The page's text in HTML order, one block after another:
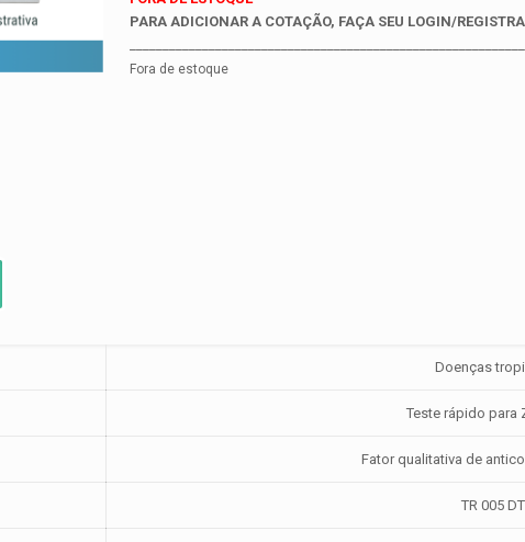
PARA ADICIONAR A COTAÇÃO, FAÇA SEU LOGIN/
Fora de estoque
Doenças
Teste rápido para
Fator qualitativa de
TR 005 DT